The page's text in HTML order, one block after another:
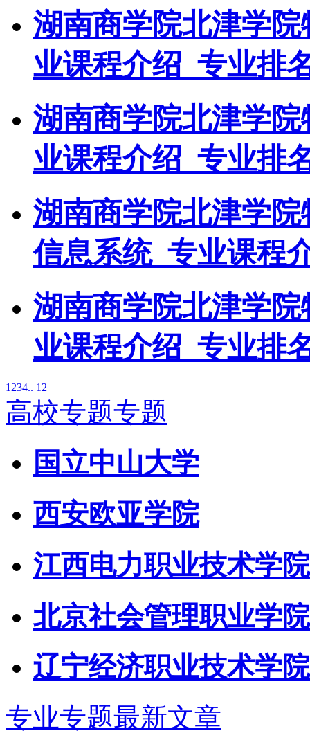
湖南商学院北津学
业课程介绍_专业排
湖南商学院北津学
业课程介绍_专业排
湖南商学院北津学
信息系统_专业课程
湖南商学院北津学
业课程介绍_专业排
1 234.. 12
高校专题专题
国立中山大学
西安欧亚学院
江西电力职业技术学院
北京社会管理职业学院
辽宁经济职业技术学院
专业专题最新文章